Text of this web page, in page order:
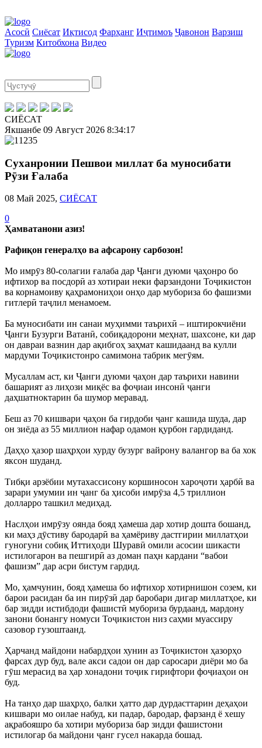
Асосӣ Сиёсат Иқтисод Фарҳанг Иҷтимоъ Ҷавонон Варзиш
Туризм Китобхона Видео
СИЁСАТ
Якшанбе 09 Август 2026 8:34:17
Суханронии Пешвои миллат ба муносибати
Рӯзи Ғалаба
08 Май 2025, СИЁСАТ
0
Ҳамватанони азиз!
Рафиқон генералҳо ва афсарону сарбозон!
Мо имрӯз 80-солагии ғалаба дар Ҷанги дуюми ҷаҳонро бо
ифтихор ва посдорӣ аз хотираи неки фарзандони Тоҷикистон
ва корнамоиву қаҳрамониҳои онҳо дар мубориза бо фашизми
гитлерӣ таҷлил менамоем.
Ба муносибати ин санаи муҳимми таърихӣ – иштирокчиёни
Ҷанги Бузурги Ватанӣ, собиқадорони меҳнат, шахсоне, ки дар
он давраи вазнин дар ақибгоҳ заҳмат кашидаанд ва кулли
мардуми Тоҷикистонро самимона табрик мегӯям.
Мусаллам аст, ки Ҷанги дуюми ҷаҳон дар таърихи навини
башарият аз лиҳози миқёс ва фоҷиаи инсонӣ ҷанги
даҳшатноктарин ба шумор меравад.
Беш аз 70 кишвари ҷаҳон ба гирдоби ҷанг кашида шуда, дар
он зиёда аз 55 миллион нафар одамон қурбон гардиданд.
Даҳҳо ҳазор шаҳрҳои хурду бузург вайрону валангор ва ба хок
яксон шуданд.
Тибқи арзёбии мутахассисону коршиносон хароҷоти ҳарбӣ ва
зарари умумии ин ҷанг ба ҳисоби имрӯза 4,5 триллион
долларро ташкил медиҳад.
Наслҳои имрӯзу оянда бояд ҳамеша дар хотир дошта бошанд,
ки маҳз дӯстиву бародарӣ ва ҳамёриву дастгирии миллатҳои
гуногуни собиқ Иттиҳоди Шуравӣ омили асосии шикасти
истилогарон ва пешгирӣ аз доман паҳн кардани “вабои
фашизм” дар асри бистум гардид.
Мо, ҳамчунин, бояд ҳамеша бо ифтихор хотирнишон созем, ки
барои расидан ба ин пирӯзӣ дар баробари дигар миллатҳое, ки
бар зидди истибдоди фашистӣ мубориза бурдаанд, мардону
занони бонангу номуси Тоҷикистон низ саҳми муассиру
сазовор гузоштаанд.
Ҳарчанд майдони набардҳои хунин аз Тоҷикистон ҳазорҳо
фарсах дур буд, вале акси садои он дар саросари диёри мо ба
гӯш мерасид ва ҳар хонадони тоҷик гирифтори фоҷиаҳои он
буд.
На танҳо дар шаҳрҳо, балки ҳатто дар дурдасттарин деҳаҳои
кишвари мо оилае набуд, ки падар, бародар, фарзанд ё хешу
ақрабояшро ба хотири мубориза бар зидди фашистони
истилогар ба майдони ҷанг гусел накарда бошад.